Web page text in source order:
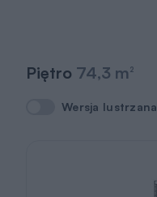
Piętro 74,3 m 2
Wersja lustrzana
Wersja lustrzana